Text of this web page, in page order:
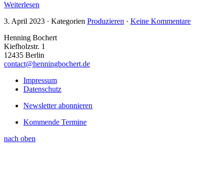
Weiterlesen
3. April 2023 · Kategorien Produzieren · Keine Kommentare
Henning Bochert
Kiefholzstr. 1
12435 Berlin
contact@henningbochert.de
Impressum
Datenschutz
Newsletter abonnieren
Kommende Termine
nach oben